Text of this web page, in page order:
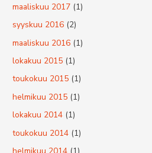
maaliskuu 2017 (1)
syyskuu 2016 (2)
maaliskuu 2016 (1)
lokakuu 2015 (1)
toukokuu 2015 (1)
helmikuu 2015 (1)
lokakuu 2014 (1)
toukokuu 2014 (1)